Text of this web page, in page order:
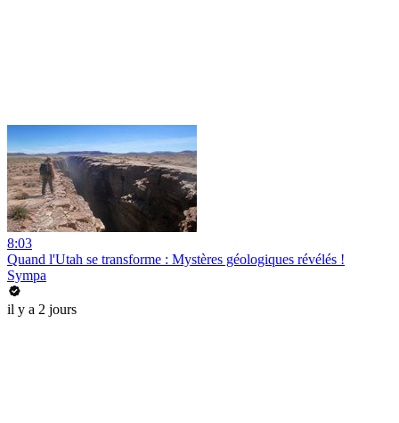
8:03
Quand l'Utah se transforme : Mystères géologiques révélés !
Sympa
il y a 2 jours